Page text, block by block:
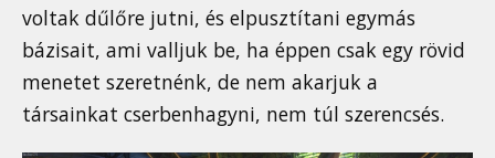
voltak dűlőre jutni, és elpusztítani egymás
bázisait, ami valljuk be, ha éppen csak egy rövid
menetet szeretnénk, de nem akarjuk a
társainkat cserbenhagyni, nem túl szerencsés.